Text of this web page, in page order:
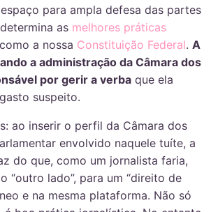
para ampla defesa das partes
as melhores práticas
a nossa Constituição Federal. A
a administração da Câmara dos
por gerir a verba que ela
suspeito.
ao inserir o perfil da Câmara dos
envolvido naquele tuíte, a
do que, como um jornalista faria,
“outro lado”, para um “direito de
e na mesma plataforma. Não só